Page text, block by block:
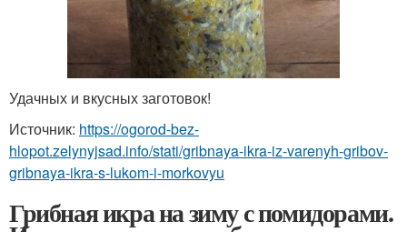
Удачных и вкусных заготовок!
Источник: https://ogorod-bez-
hlopot.zelynyjsad.info/stati/gribnaya-ikra-iz-varenyh-gribov-
gribnaya-ikra-s-lukom-i-morkovyu
Грибная икра на зиму с помидорами.